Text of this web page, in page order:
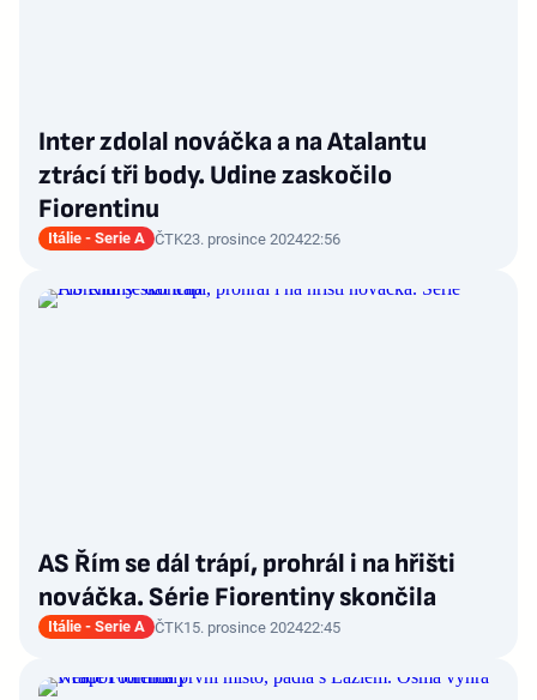
Inter zdolal nováčka a na Atalantu
ztrácí tři body. Udine zaskočilo
Fiorentinu
Itálie - Serie A ČTK23. prosince 202422:56
AS Řím se dál trápí, prohrál i na hřišti
nováčka. Série Fiorentiny skončila
Itálie - Serie A ČTK15. prosince 202422:45